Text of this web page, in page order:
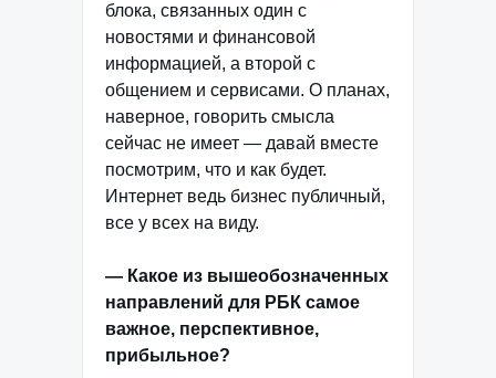
блока, связанных один с
новостями и финансовой
информацией, а второй с
общением и сервисами. О планах,
наверное, говорить смысла
сейчас не имеет — давай вместе
посмотрим, что и как будет.
Интернет ведь бизнес публичный,
все у всех на виду.
— Какое из вышеобозначенных
направлений для РБК самое
важное, перспективное,
прибыльное?